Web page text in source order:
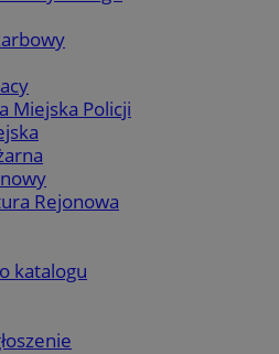
Miejska Policji
Rejonowa
katalogu